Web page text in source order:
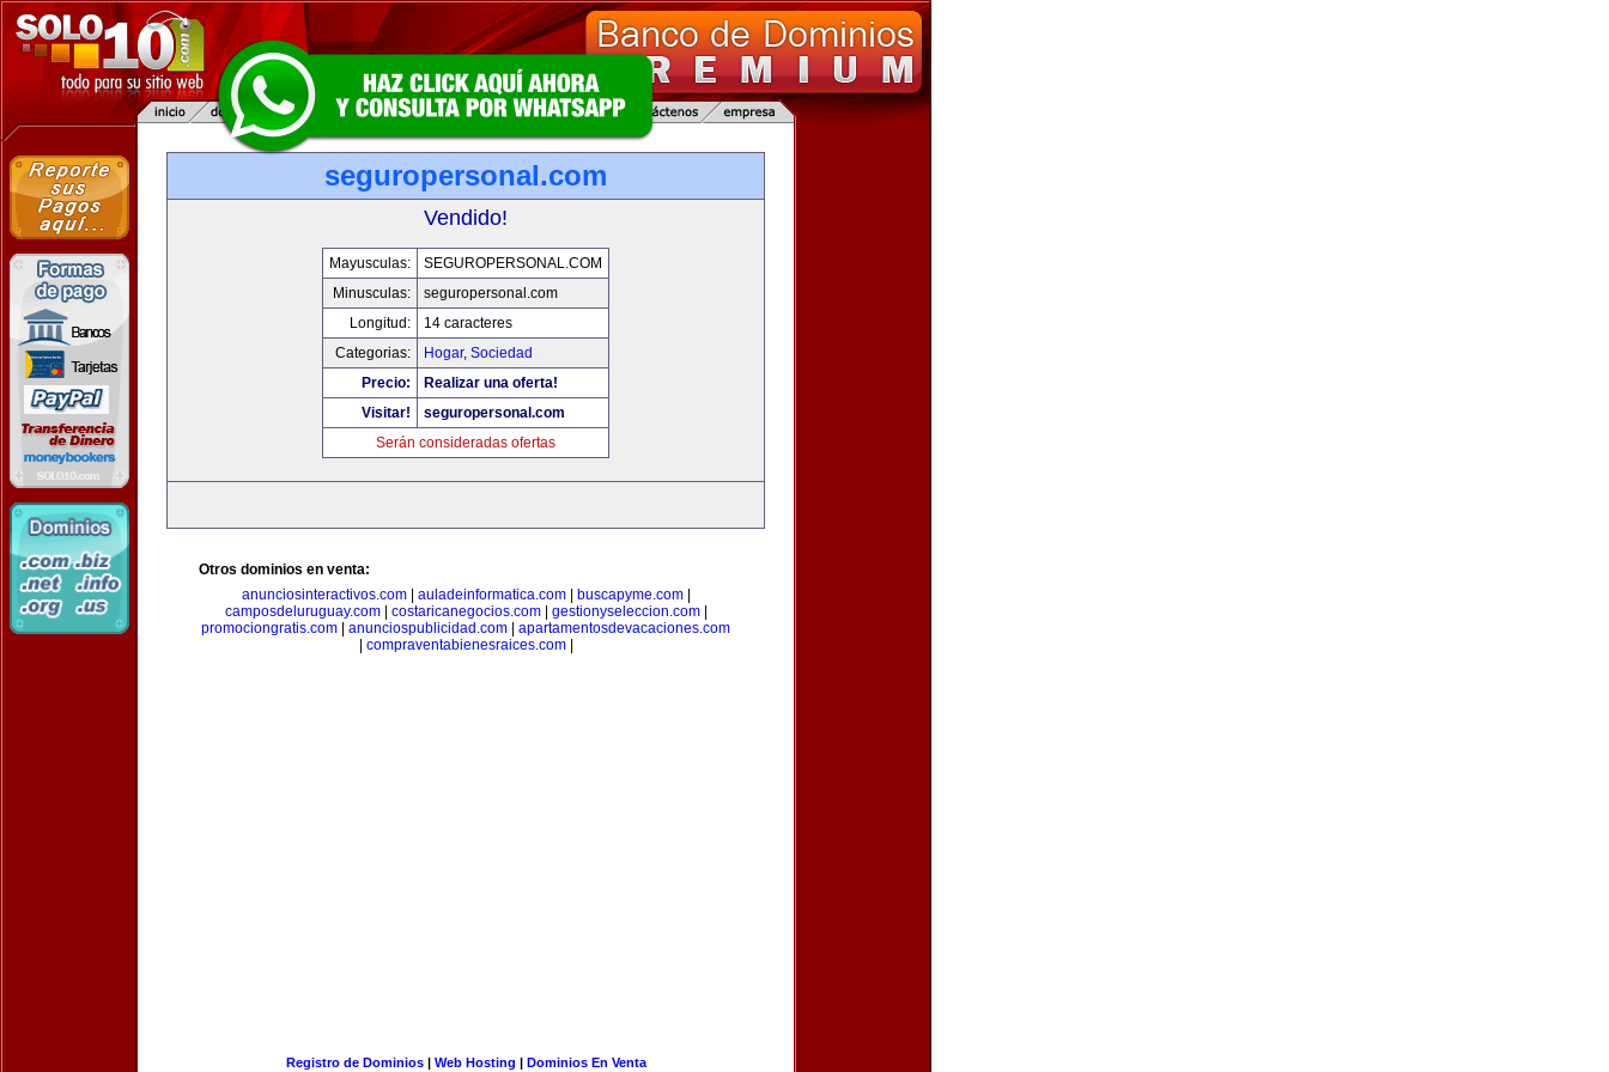
seguropersonal.com
Vendido!
Mayusculas:
SEGUROPERSONAL.COM
Minusculas:
seguropersonal.com
Longitud:
14 caracteres
Categorias:
Hogar, Sociedad
Precio:
Realizar una oferta!
Visitar!
seguropersonal.com
Serán consideradas ofertas
Otros dominios en venta:
anunciosinteractivos.com| auladeinformatica.com| buscapyme.com|
camposdeluruguay.com| costaricanegocios.com| gestionyseleccion.com|
promociongratis.com
anunciospublicidad.com
apartamentosdevacaciones.com
compraventabienesraices.com|
Registro de Dominios| Web Hosting | Dominios En Venta